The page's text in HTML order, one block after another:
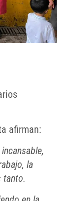
afirman:
la
tanto.